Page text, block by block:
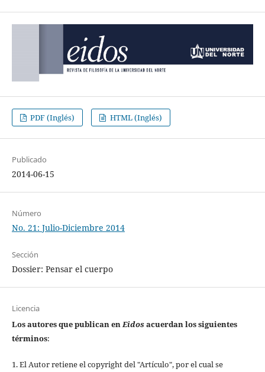
PDF (Inglés) HTML (Inglés)
Publicado
2014-06-15
Número
No. 21: Julio-Diciembre 2014
Sección
Dossier: Pensar el cuerpo
Licencia
Los autores que publican enEidosacuerdan los siguientes
términos:
1. El Autor retiene el copyright del "Artículo", por el cual se